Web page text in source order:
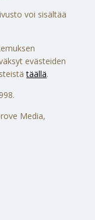
voi sisältää
evästeiden
täällä.
Media,